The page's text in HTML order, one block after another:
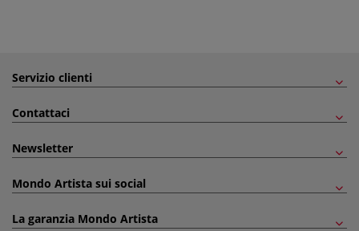
Servizio clienti
Contattaci
Newsletter
Mondo Artista sui social
La garanzia Mondo Artista